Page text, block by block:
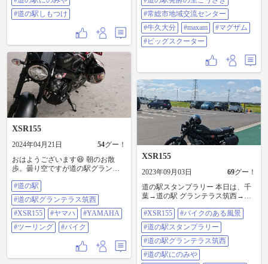
#道の駅しもつけ
最後は道の駅発酵の里こうざき、
全て下道の276キロの楽しい1日で
した #道の駅グランテラス筑西 #道
の駅発酵の里こうざき #常総市地域
交流センター #牛久大分 #MAXAM
#マグザム #ビッグスクーター
#常総市地域交流センター
#牛久大分
#maxam
#マグザム
#ビッグスクーター
XSR155
2024年04月21日 54グー！
おはようございます😆 朝のお散
歩。曇り空ですが道の駅グランテ
って、ぬぼ～っとしています😌 #道
の駅 #道の駅グランテラス筑西
#XSR155 #ヤマハ #YAMAHA #ツー
リング #バイク
#道の駅
#道の駅グランテラス筑西
#XSR155
#ヤマハ
#YAMAHA
#ツーリング
#バイク
XSR155
2023年09月03日 69グー！
道の駅スタンプラリー 本日は、千
葉→道の駅 グランテラス筑西→道
道の駅 みぶ→道の駅 思川 午前中で
回って来ました 茨城と栃木が大分
埋まって来ましたが、完全制覇に
はまだ先が長い 長野が厳しい😖
#XSR155 #バイクのある風景 #道の
駅スタンプラリー #道の駅グランテ
#XSR155
#バイクのある風景
#道の駅スタンプラリー
#道の駅グランテラス筑西
#道の駅にのみや